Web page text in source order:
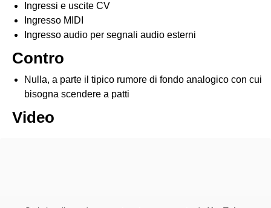
Ingressi e uscite CV
Ingresso MIDI
Ingresso audio per segnali audio esterni
Contro
Nulla, a parte il tipico rumore di fondo analogico con cui
bisogna scendere a patti
Video